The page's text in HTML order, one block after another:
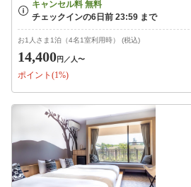
お1人さま1泊（4名1室利用時） (税込)
14,400円 ／人〜
ポイント(1%)